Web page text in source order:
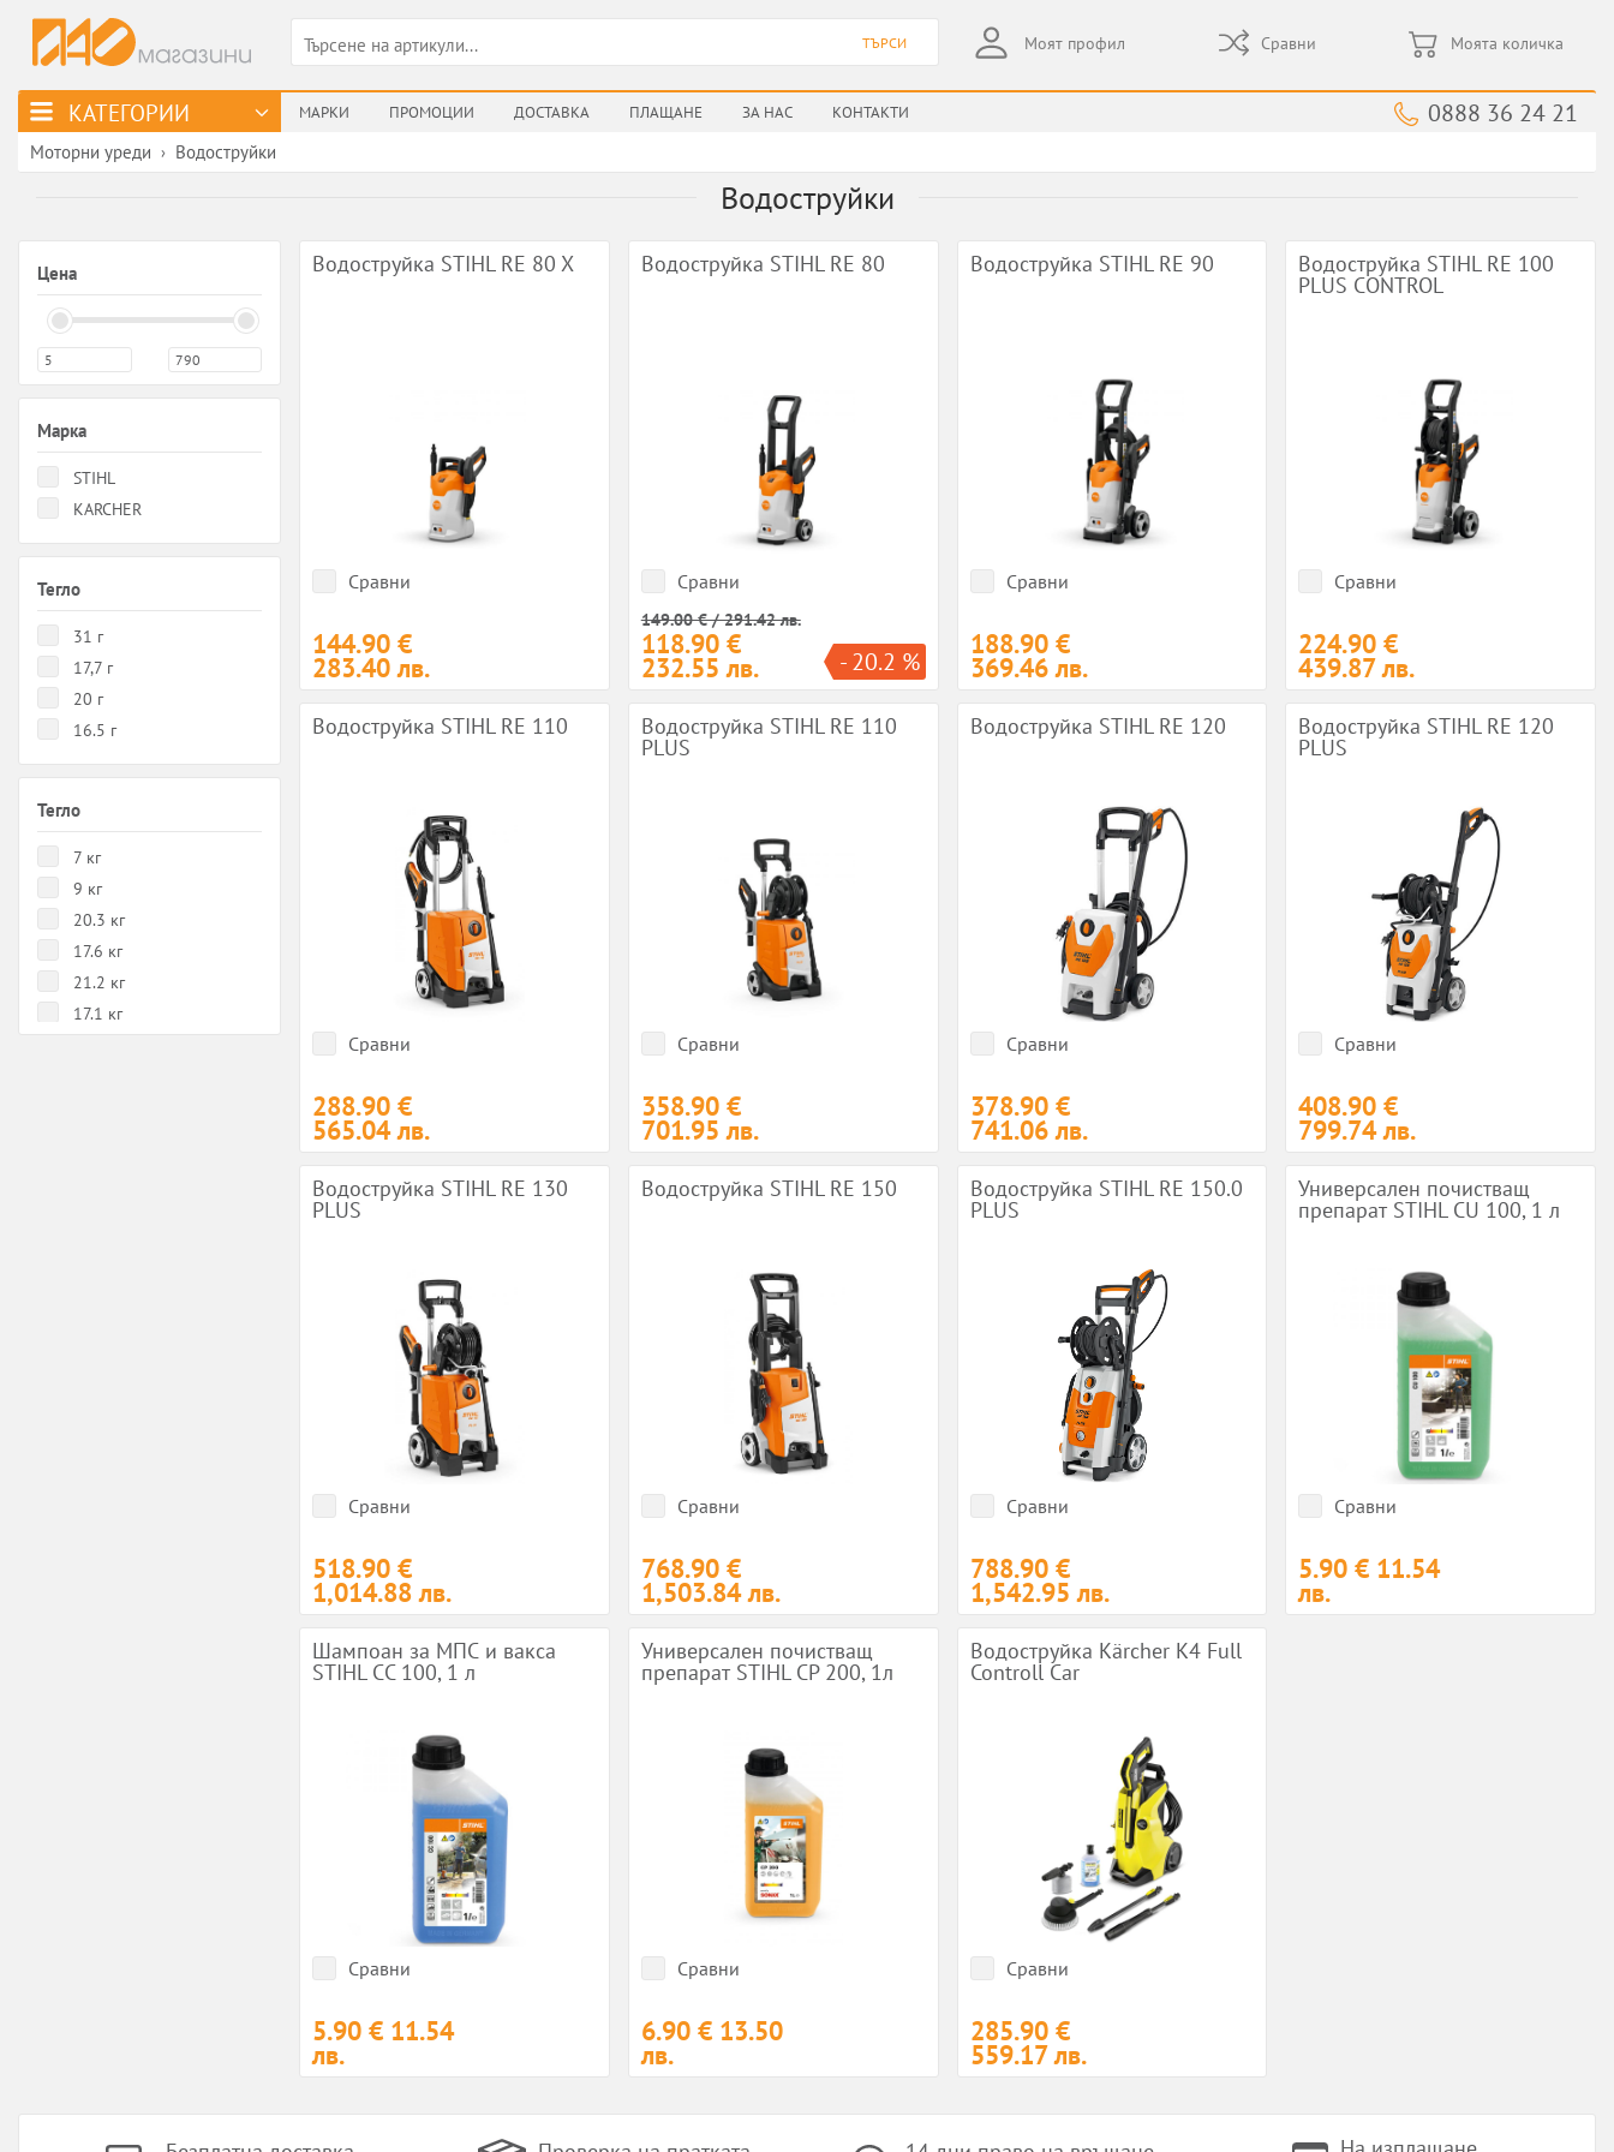
ТЪРСИ Моят профил Сравни Моята количка
КАТЕГОРИИ МАРКИ ПРОМОЦИИ ДОСТАВКА ПЛАЩАНЕ ЗА НАС КОНТАКТИ 0888 36 24 21
Моторни уреди › Водоструйки
Водоструйки
Цена
Марка
STIHL
KARCHER
Тегло
31 г
17,7 г
20 г
16.5 г
Тегло
7 кг
9 кг
20.3 кг
17.6 кг
21.2 кг
17.1 кг
Водоструйка STIHL RE 80 X
Сравни
144.90 €
283.40 лв.
Водоструйка STIHL RE 80
Сравни
- 20.2 %
149.00 € / 291.42 лв.
118.90 €
232.55 лв.
Водоструйка STIHL RE 90
Сравни
188.90 €
369.46 лв.
Водоструйка STIHL RE 100
PLUS CONTROL
Сравни
224.90 €
439.87 лв.
Водоструйка STIHL RE 110
Сравни
288.90 €
565.04 лв.
Водоструйка STIHL RE 110
PLUS
Сравни
358.90 €
701.95 лв.
Водоструйка STIHL RE 120
Сравни
378.90 €
741.06 лв.
Водоструйка STIHL RE 120
PLUS
Сравни
408.90 €
799.74 лв.
Водоструйка STIHL RE 130
PLUS
Сравни
518.90 €
1,014.88 лв.
Водоструйка STIHL RE 150
Сравни
768.90 €
1,503.84 лв.
Водоструйка STIHL RE 150.0
PLUS
Сравни
788.90 €
1,542.95 лв.
Универсален почистващ
препарат STIHL CU 100, 1 л
Сравни
5.90 € 11.54
лв.
Шампоан за МПС и вакса
STIHL CC 100, 1 л
Сравни
5.90 € 11.54
лв.
Универсален почистващ
препарат STIHL CP 200, 1л
Сравни
6.90 € 13.50
лв.
Водоструйка Kärcher K4 Full
Controll Car
Сравни
285.90 €
559.17 лв.